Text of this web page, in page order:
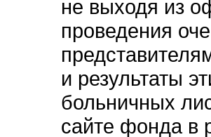
не выходя из
проведения
и результаты
больничных
сайте фонда в